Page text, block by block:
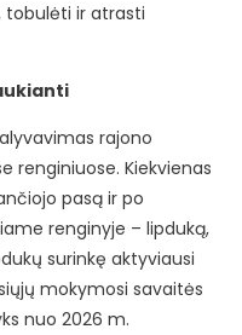
tobulėti ir atrasti
rajono
renginiuose. Kiekvienas
pasą ir po
renginyje – lipduką,
surinkę aktyviausi
mokymosi savaitės
nuo 2026 m.